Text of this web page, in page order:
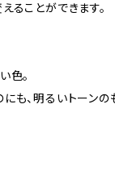
ることができます。
色。
も、明るいトーン